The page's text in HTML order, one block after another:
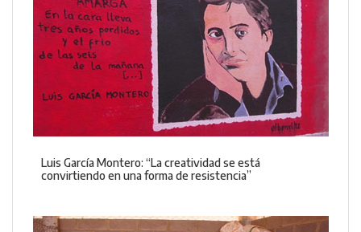
Luis García Montero: “La creatividad se está
convirtiendo en una forma de resistencia”